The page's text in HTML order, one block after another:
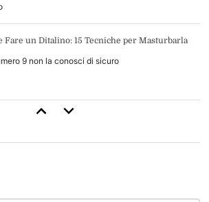
Fare un Ditalino: 15 Tecniche per Masturbarla
9 non la conosci di sicuro